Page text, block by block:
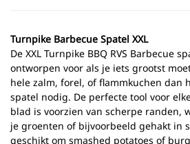
Turnpike Barbecue Spatel XXL
De XXL Turnpike BBQ RVS Barbecue
ontworpen voor als je iets grootst
hele zalm, forel, of flammkuchen dan
spatel nodig. De perfecte tool voor
blad is voorzien van scherpe randen,
je groenten of bijvoorbeeld gehakt in
geschikt om smashed potatoes of